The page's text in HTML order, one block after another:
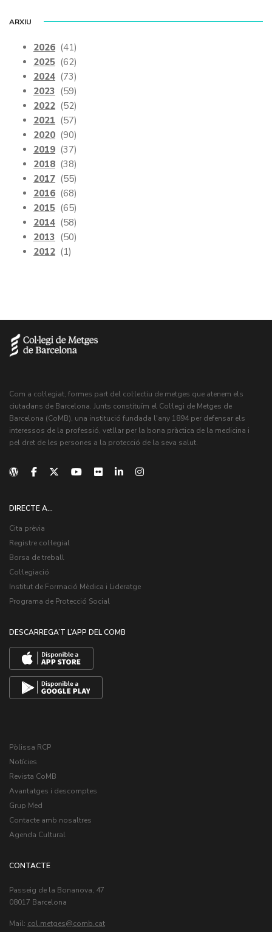
ARXIU
2026 (41)
2025 (62)
2024 (73)
2023 (59)
2022 (52)
2021 (57)
2020 (90)
2019 (37)
2018 (38)
2017 (55)
2016 (68)
2015 (65)
2014 (58)
2013 (50)
2012 (1)
Com a col·legiat, formes part del col·lectiu de metges que atenem els
ciutadans de Barcelona. Junts constituïm el Col·legi de Metges de
Barcelona (CoMB), una institució fundada l'any 1894 per defensar els
interessos de la professió, vetllar per la bona pràctica de la medicina i
pel dret de les persones a la protecció de la seva salut.
DIRECTE A...
Cita prèvia
Registre col·legial
Borsa de treball
Col·legiació
Institut de Formació Mèdica i Lideratge
Programa de Protecció Social
DESCARREGA’T L’APP DEL COMB
Pòlissa RCP
Notícies
Revista CoMB
Avantatges i descomptes
Grup Med
Contacte amb nosaltres
Agenda Cultural
CONTACTE
Passeig de la Bonanova, 47
08017 Barcelona
Mail: col.metges